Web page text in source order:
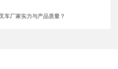
车厂家实力与产品质量？